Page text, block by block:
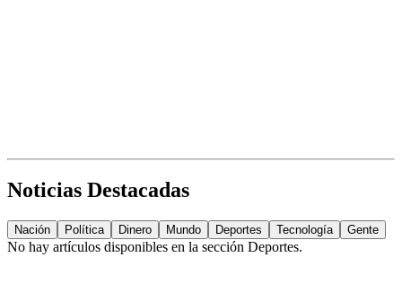
Noticias Destacadas
Nación Política Dinero Mundo Deportes Tecnología Gente
No hay artículos disponibles en la sección Deportes.